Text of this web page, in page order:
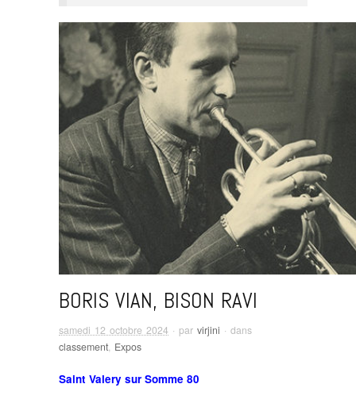
BORIS VIAN, BISON RAVI
samedi 12 octobre 2024 · par virjini · dans
classement, Expos
Saint Valery sur Somme 80